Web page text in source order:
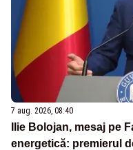
7 aug. 2026, 08:40
Ilie Bolojan, mesaj pe
energetică: premierul